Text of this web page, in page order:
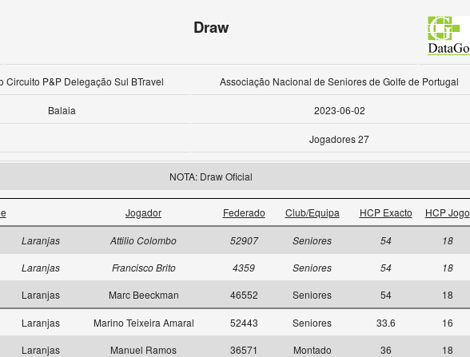
Draw
Circuito P&P Delegação Sul BTravel Associação Nacional de Seniores de Golfe de Portugal
Balaia 2023-06-02
Jogadores 27
NOTA: Draw Oficial
Jogador Federado Club/Equipa HCP Exacto HCP Jogo
Laranjas Attilio Colombo 52907 Seniores 54
18
Laranjas Francisco Brito 4359 Seniores 54
18
Laranjas Marc Beeckman 46552 Seniores 54 18
Laranjas Marino Teixeira Amaral 52443 Seniores 33.6
16
Laranjas Manuel Ramos 36571 Montado 36
18